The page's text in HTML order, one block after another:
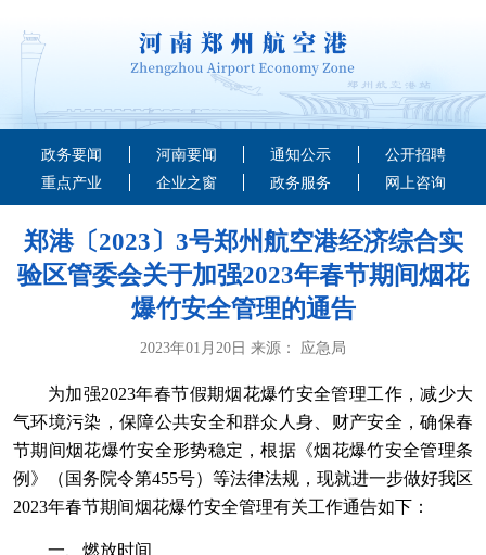
政务要闻 河南要闻 通知公示
公开招聘
重点产业
企业之窗 政务服务 网上咨询
郑港〔2023〕3号郑州航空港经济综合实
验区管委会关于加强2023年春节期间烟花
爆竹安全管理的通告
2023年01月20日 来源： 应急局
为加强2023年春节假期烟花爆竹安全管理工作，减少大
气环境污染，保障公共安全和群众人身、财产安全，确保春
节期间烟花爆竹安全形势稳定，根据《烟花爆竹安全管理条
例》（国务院令第455号）等法律法规，现就进一步做好我区
2023年春节期间烟花爆竹安全管理有关工作通告如下：
一、燃放时间